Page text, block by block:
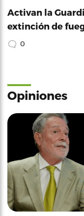
Activan la
extinción de
0
Opiniones